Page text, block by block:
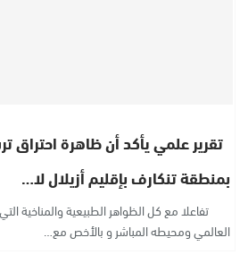
بمنطقة تنكارف بإقليم أزيلال لا…
تفاعلا مع كل الظواهر الطبيعية والمناخية
العالمي ومحيطه المباشر و بالأخص مع…